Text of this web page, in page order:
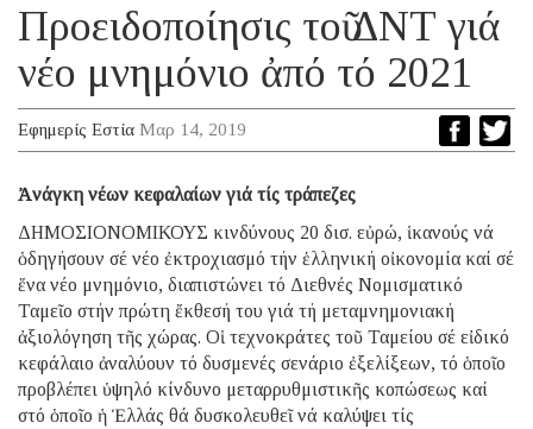
Προειδοποίησις τοῦ ΔΝΤ γιά
νέο μνημόνιο ἀπό τό 2021
Εφημερίς Εστία Μαρ 14, 2019
Ἀνάγκη νέων κεφαλαίων γιά τίς τράπεζες
ΔΗΜΟΣΙΟΝΟΜΙΚΟΥΣ κινδύνους 20 δισ. εὐρώ, ἱκανούς νά
ὁδηγήσουν σέ νέο ἐκτροχιασμό τήν ἑλληνική οἰκονομία καί σέ
ἕνα νέο μνημόνιο, διαπιστώνει τό Διεθνές Νομισματικό
Ταμεῖο στήν πρώτη ἔκθεσή του γιά τή μεταμνημονιακή
ἀξιολόγηση τῆς χώρας. Οἱ τεχνοκράτες τοῦ Ταμείου σέ εἰδικό
κεφάλαιο ἀναλύουν τό δυσμενές σενάριο ἐξελίξεων, τό ὁποῖο
προβλέπει ὑψηλό κίνδυνο μεταρρυθμιστικῆς κοπώσεως καί
στό ὁποῖο ἡ Ἑλλάς θά δυσκολευθεῖ νά καλύψει τίς